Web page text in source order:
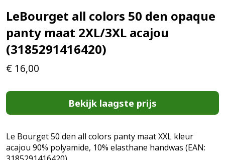
LeBourget all colors 50 den opaque
panty maat 2XL/3XL acajou
(3185291416420)
€ 16,00
Bekijk laagste prijs
Le Bourget 50 den all colors panty maat XXL kleur
acajou 90% polyamide, 10% elasthane handwas (EAN: